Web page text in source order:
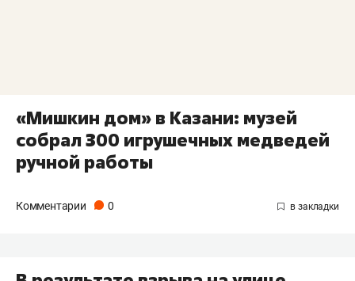
«Мишкин дом» в Казани: музей
собрал 300 игрушечных медведей
ручной работы
Комментарии 0